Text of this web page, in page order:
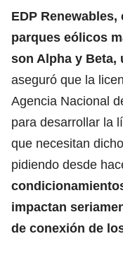
EDP
parques eólicos
son Alpha y Beta,
aseguró que la
Agencia Nacional
para desarrollar la
que necesitan
pidiendo desde
impactan
de conexión de